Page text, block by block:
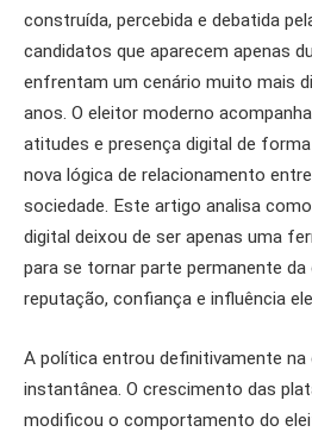
construída, percebida e debatida
candidatos que aparecem apenas
enfrentam um cenário muito mais
anos. O eleitor moderno
atitudes e presença digital de
nova lógica de relacionamento
sociedade. Este artigo analisa
digital deixou de ser apenas uma
para se tornar parte permanente
reputação, confiança e influência
A política entrou definitivamente na
instantânea. O crescimento das
modificou o comportamento do